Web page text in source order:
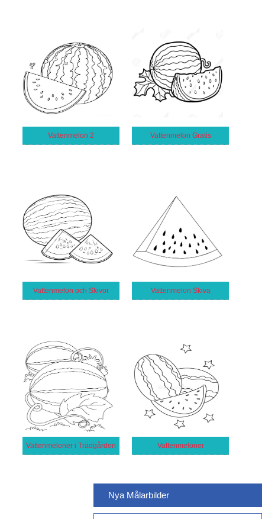
Vattenmelon 2 Vattenmelon Gratis
Vattenmelon och Skivor Vattenmelon Skiva
Vattenmeloner i Trädgården Vattenmeloner
Nya Målarbilder